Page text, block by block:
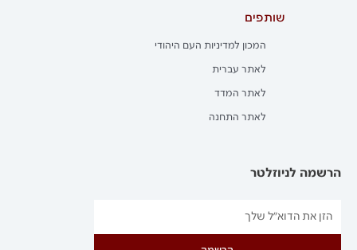
שותפים
המכון למדיניות העם היהודי
לאתר עברית
לאתר המדד
לאתר התחנה
הרשמה לניוזלטר